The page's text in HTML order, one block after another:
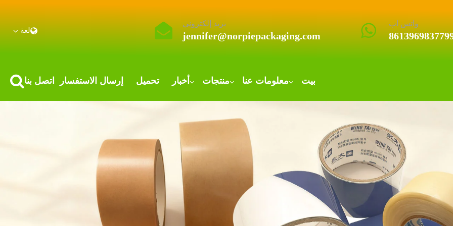
واتس اب بريد إلكتروني
jennifer@norpiepackaging.com
لغة
بيت معلومات عنا منتجات أخبار تحميل إرسال الاستفسار اتصل بنا